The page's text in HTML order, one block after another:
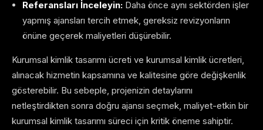
Referansları İnceleyin: Daha önce aynı sektörden işler
yapmış ajansları tercih etmek, gereksiz revizyonların
önüne geçerek maliyetleri düşürebilir.
Kurumsal kimlik tasarımı ücreti ve kurumsal kimlik ücretleri,
alınacak hizmetin kapsamına ve kalitesine göre değişkenlik
gösterebilir. Bu sebeple, projenizin detaylarını
netleştirdikten sonra doğru ajansı seçmek, maliyet-etkin bir
kurumsal kimlik tasarımı süreci için kritik öneme sahiptir.